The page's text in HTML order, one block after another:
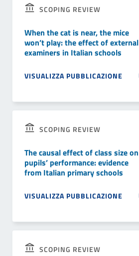
SCOPING REVIEW
When the cat is near, the mice
won’t play: the effect of external
examiners in Italian schools
VISUALIZZA PUBBLICAZIONE
SCOPING REVIEW
The causal effect of class size on
pupils’ performance: evidence
from Italian primary schools
VISUALIZZA PUBBLICAZIONE
SCOPING REVIEW